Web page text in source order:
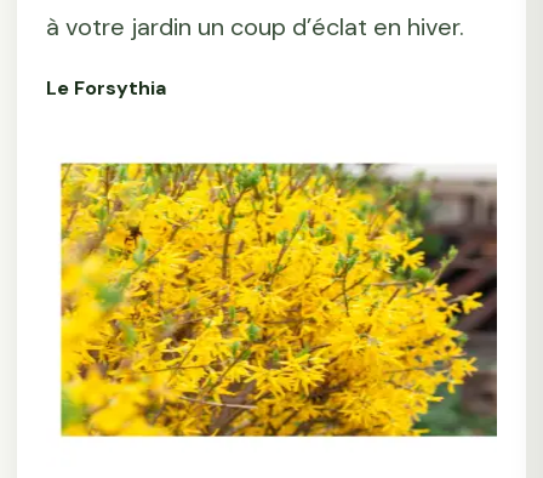
à votre jardin un coup d’éclat en hiver.
Le Forsythia